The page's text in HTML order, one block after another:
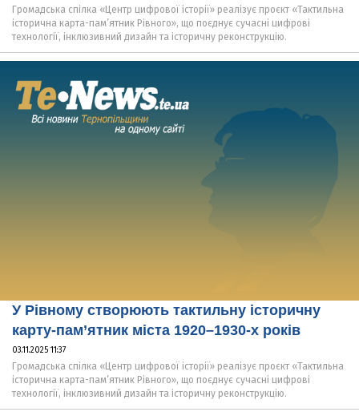
Громадська спілка «Центр цифрової історії» реалізує проєкт «Тактильна
історична карта-пам’ятник Рівного», що поєднує сучасні цифрові
технології, інклюзивний дизайн та історичну реконструкцію.
У Рівному створюють тактильну історичну
карту-пам’ятник міста 1920–1930-х років
03.11.2025 11:37
Громадська спілка «Центр цифрової історії» реалізує проєкт «Тактильна
історична карта-пам’ятник Рівного», що поєднує сучасні цифрові
технології, інклюзивний дизайн та історичну реконструкцію.